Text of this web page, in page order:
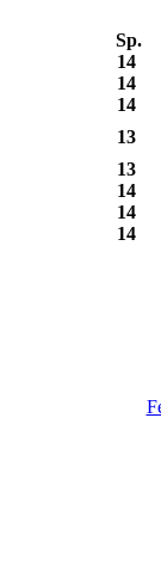
Sp.
14
14
14
13
13
14
14
14